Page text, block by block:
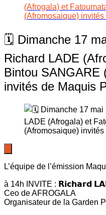
(Afrogala) et
(Afromosaique)
🗓️ Dimanche 17
Richard LADE
Bintou SANGARE
invités de Maquis
L’équipe de l’émission
à 14h INVITE : 𝗥𝗶𝗰𝗵𝗮𝗿𝗱
Ceo de AFROGALA
Organisateur de la Garden